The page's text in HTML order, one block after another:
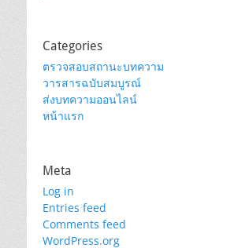
Categories
ตรวจสอบสถานะบทความ
วารสารฉบับสมบูรณ์
ส่งบทความออนไลน์
หน้าแรก
Meta
Log in
Entries feed
Comments feed
WordPress.org